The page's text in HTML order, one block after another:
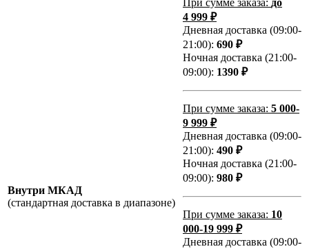
Внутри МКАД
(стандартная доставка в диапазоне)
При сумме заказа: до
4 999 ₽
Дневная доставка (09:00-
21:00): 690 ₽
Ночная доставка (21:00-
09:00): 1390 ₽
При сумме заказа: 5 000-
9 999 ₽
Дневная доставка (09:00-
21:00): 490 ₽
Ночная доставка (21:00-
09:00): 980 ₽
При сумме заказа: 10
000-19 999 ₽
Дневная доставка (09:00-